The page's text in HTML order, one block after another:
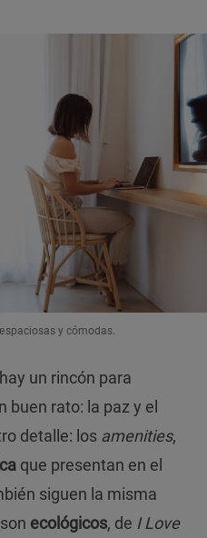
y cómodas.
un rincón para
rato: la paz y el
detalle: los amenities,
que presentan en el
siguen la misma
ecológicos, de I Love